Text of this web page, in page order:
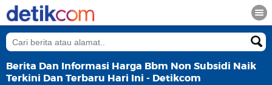
Berita Dan Informasi Harga Bbm Non Subsidi Naik
Terkini Dan Terbaru Hari Ini - Detikcom